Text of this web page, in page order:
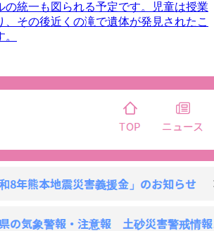
の統一も図られる予定です。児童は授業
、その後近くの滝で遺体が発見されたこ